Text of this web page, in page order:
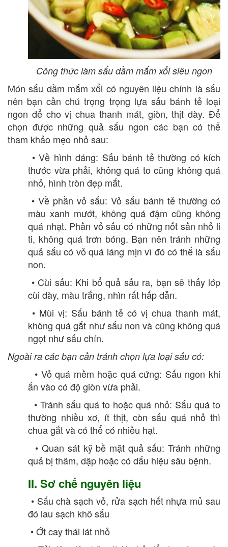
Công thức làm sấu dầm mắm xổi siêu ngon
Món sấu dầm mắm xổi có nguyên liệu chính là sấu
nên bạn cần chú trọng trọng lựa sấu bánh tẻ loại
ngon để cho vị chua thanh mát, giòn, thịt dày. Để
chọn được những quả sấu ngon các bạn có thể
tham khảo mẹo nhỏ sau:
• Về hình dáng: Sấu bánh tẻ thường có kích
thước vừa phải, không quá to cũng không quá
nhỏ, hình tròn đẹp mắt.
• Về phần vỏ sấu: Vỏ sấu bánh tẻ thường có
màu xanh mướt, không quá đậm cũng không
quá nhạt. Phần vỏ sấu có những nốt sần nhỏ li
ti, không quá trơn bóng. Bạn nên tránh những
quả sấu có vỏ quá láng mịn vì đó có thể là sấu
non.
• Cùi sấu: Khi bổ quả sấu ra, bạn sẽ thấy lớp
cùi dày, màu trắng, nhìn rất hấp dẫn.
• Mùi vị: Sấu bánh tẻ có vị chua thanh mát,
không quá gắt như sấu non và cũng không quá
ngọt như sấu chín.
Ngoài ra các bạn cần tránh chọn lựa loại sấu có:
• Vỏ quá mềm hoặc quá cứng: Sấu ngon khi
ấn vào có độ giòn vừa phải.
• Tránh sấu quá to hoặc quá nhỏ: Sấu quá to
thường nhiều xơ, ít thịt, còn sấu quá nhỏ thì
chua gắt và có thể có nhiều hạt.
• Quan sát kỹ bề mặt quả sấu: Tránh những
quả bị thâm, dập hoặc có dấu hiệu sâu bệnh.
II. Sơ chế nguyên liệu
• Sấu chà sạch vỏ, rửa sạch hết nhựa mủ sau
đó lau sạch khô sấu
• Ớt cay thái lát nhỏ